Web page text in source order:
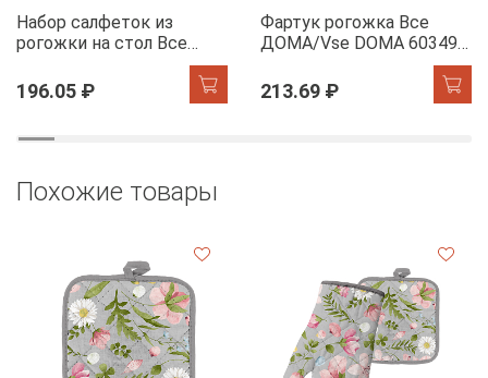
Набор салфеток из
рогожки на стол Все
ДОМА/Vse DOMA 60165-
1 Камилла
196.05 ₽
Фартук рогожка Все
ДОМА/Vse DOMA 60349-
213.69 ₽
Похожие товары